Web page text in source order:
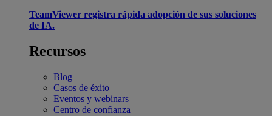
TeamViewer registra rápida adopción de sus soluciones
de IA.
Recursos
Blog
Casos de éxito
Eventos y webinars
Centro de confianza